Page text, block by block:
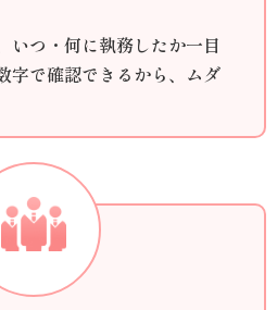
いつ・何に執務したか一目
字で確認できるから、ムダ